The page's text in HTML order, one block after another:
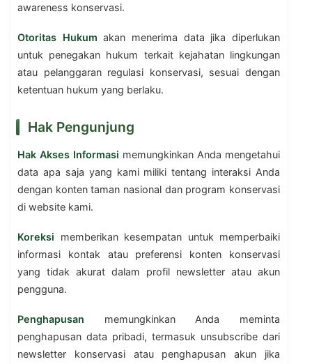
awareness konservasi.
Otoritas Hukum akan menerima data jika diperlukan
untuk penegakan hukum terkait kejahatan lingkungan
atau pelanggaran regulasi konservasi, sesuai dengan
ketentuan hukum yang berlaku.
Hak Pengunjung
Hak Akses Informasi memungkinkan Anda mengetahui
data apa saja yang kami miliki tentang interaksi Anda
dengan konten taman nasional dan program konservasi
di website kami.
Koreksi memberikan kesempatan untuk memperbaiki
informasi kontak atau preferensi konten konservasi
yang tidak akurat dalam profil newsletter atau akun
pengguna.
Penghapusan memungkinkan Anda meminta
penghapusan data pribadi, termasuk unsubscribe dari
newsletter konservasi atau penghapusan akun jika